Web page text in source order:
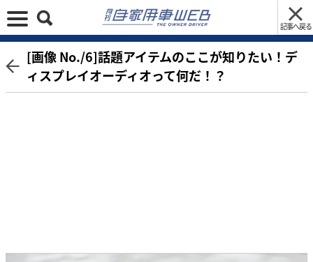
記事へ戻る
[画像 No./6]話題アイテムのここが知りたい！デ
ィスプレイオーディオって何だ！？